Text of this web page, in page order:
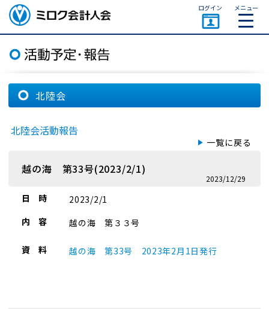
ミロク会計人会 MIROKU
ACCOUNTING PERSON
ASSOCIATION
ログイン メニュー
北陸会
北陸会活動報告
一覧に戻る
越の海 第33号(2023/2/1)
2023/12/29
日 時
2023/2/1
内 容
越の海 第３３号
資 料 越の海 第33号 2023年2月1日発行